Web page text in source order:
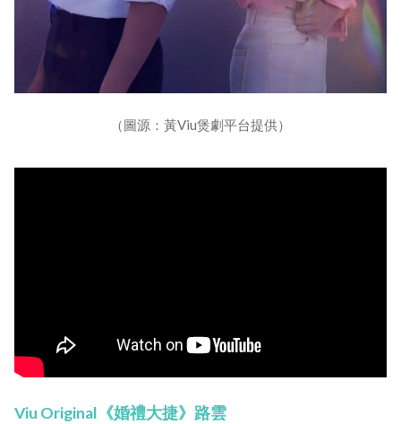
（圖源：黃Viu煲劇平台提供）
Viu Original《婚禮大捷》路雲